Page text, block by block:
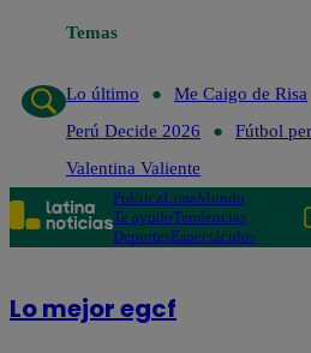
Temas
Lo último
Lo último
Me Caigo de Risa
Perú Decide 2026
Fútbol
Valentina Valiente
PolíticaLimaMundo
Te ayudoTendencias
DeportesEspectáculos
Lo mejor egcf